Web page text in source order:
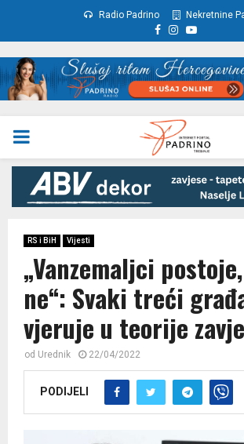
Radio Padrino Nekretnine
Facebook
Instagram
Youtube
PRIMARY
MENU
RS i BiH Vijesti
„Vanzemaljci
ne“: Svaki treći
vjeruje u teorije
od Urednik 22/04/2022
PODIJELI